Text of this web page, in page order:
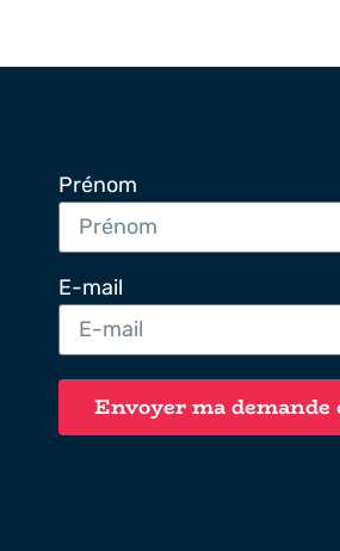
Prénom
E-mail
Envoyer ma demande